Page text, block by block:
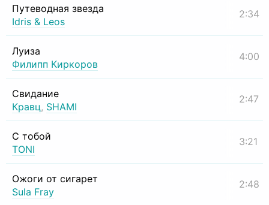
Путеводная звезда
Idris & Leos
2:34
Луиза
Филипп Киркоров
4:00
Свидание
Кравц, SHAMI
2:47
С тобой
TONI
3:21
Ожоги от сигарет
Sula Fray
2:48